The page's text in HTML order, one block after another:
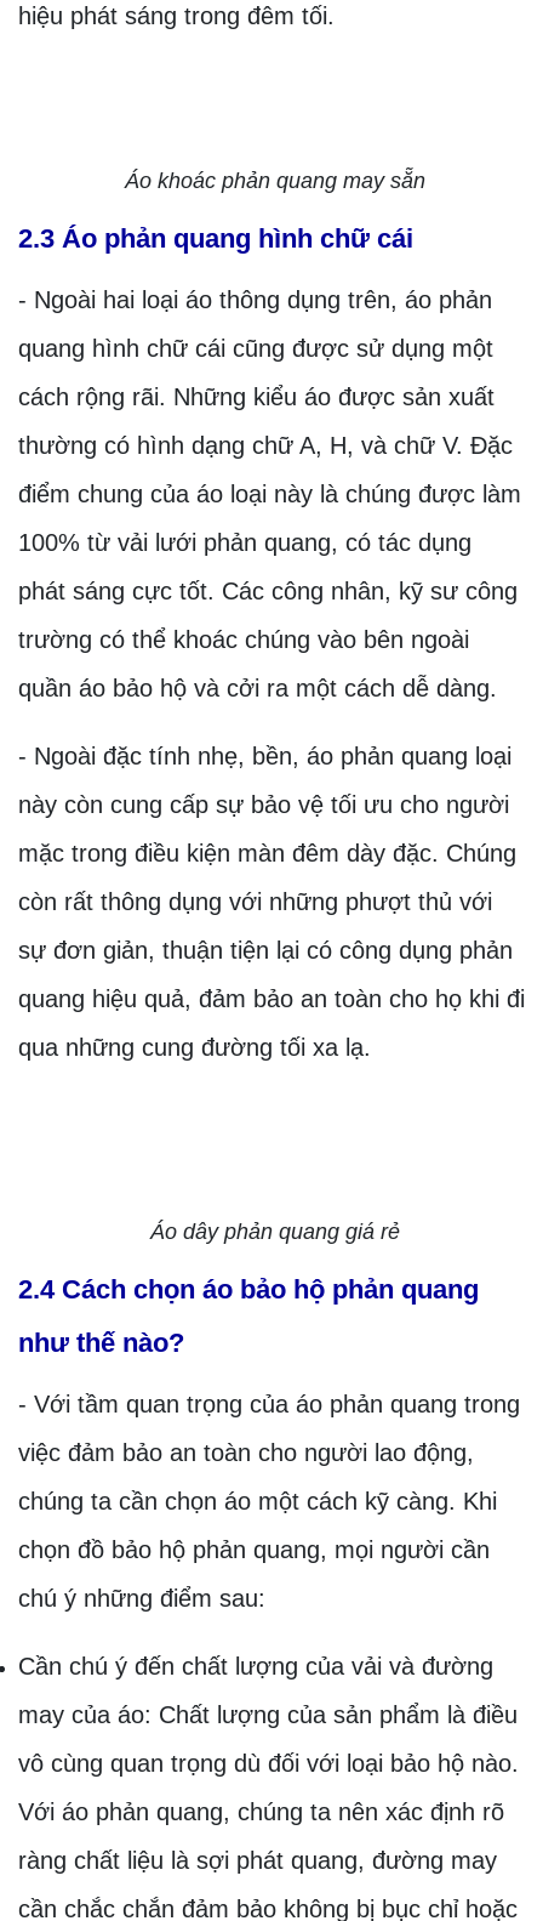
hiệu phát sáng trong đêm tối.
Áo khoác phản quang may sẵn
2.3 Áo phản quang hình chữ cái
- Ngoài hai loại áo thông dụng trên, áo phản
quang hình chữ cái cũng được sử dụng một
cách rộng rãi. Những kiểu áo được sản xuất
thường có hình dạng chữ A, H, và chữ V. Đặc
điểm chung của áo loại này là chúng được làm
100% từ vải lưới phản quang, có tác dụng
phát sáng cực tốt. Các công nhân, kỹ sư công
trường có thể khoác chúng vào bên ngoài
quần áo bảo hộ và cởi ra một cách dễ dàng.
- Ngoài đặc tính nhẹ, bền, áo phản quang loại
này còn cung cấp sự bảo vệ tối ưu cho người
mặc trong điều kiện màn đêm dày đặc. Chúng
còn rất thông dụng với những phượt thủ với
sự đơn giản, thuận tiện lại có công dụng phản
quang hiệu quả, đảm bảo an toàn cho họ khi đi
qua những cung đường tối xa lạ.
Áo dây phản quang giá rẻ
2.4 Cách chọn áo bảo hộ phản quang
như thế nào?
- Với tầm quan trọng của áo phản quang trong
việc đảm bảo an toàn cho người lao động,
chúng ta cần chọn áo một cách kỹ càng. Khi
chọn đồ bảo hộ phản quang, mọi người cần
chú ý những điểm sau:
Cần chú ý đến chất lượng của vải và đường
may của áo: Chất lượng của sản phẩm là điều
vô cùng quan trọng dù đối với loại bảo hộ nào.
Với áo phản quang, chúng ta nên xác định rõ
ràng chất liệu là sợi phát quang, đường may
cần chắc chắn đảm bảo không bị bục chỉ hoặc